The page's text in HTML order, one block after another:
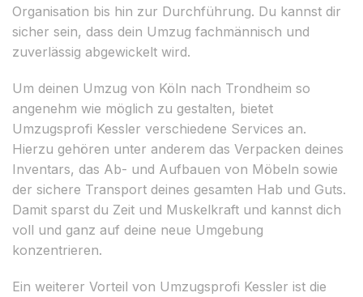
Organisation bis hin zur Durchführung. Du kannst dir
sicher sein, dass dein Umzug fachmännisch und
zuverlässig abgewickelt wird.
Um deinen Umzug von Köln nach Trondheim so
angenehm wie möglich zu gestalten, bietet
Umzugsprofi Kessler verschiedene Services an.
Hierzu gehören unter anderem das Verpacken deines
Inventars, das Ab- und Aufbauen von Möbeln sowie
der sichere Transport deines gesamten Hab und Guts.
Damit sparst du Zeit und Muskelkraft und kannst dich
voll und ganz auf deine neue Umgebung
konzentrieren.
Ein weiterer Vorteil von Umzugsprofi Kessler ist die